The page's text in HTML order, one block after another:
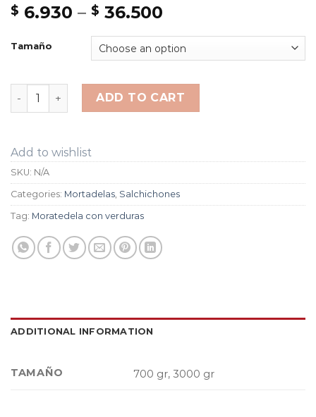
$ 6.930 – $ 36.500
Tamaño
Pastel de Pollo con Verduras quantity
ADD TO CART
Add to wishlist
SKU: N/A
Categories: Mortadelas, Salchichones
Tag: Moratedela con verduras
ADDITIONAL INFORMATION
TAMAÑO 700 gr, 3000 gr